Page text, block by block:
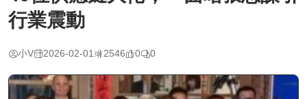
行業震動
小V 2026-02-01 2546 0 0